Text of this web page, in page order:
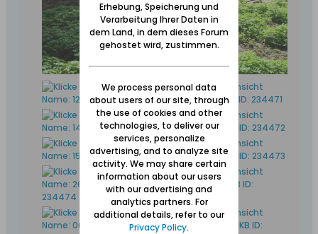
Erhebung, Speicherung und
Verarbeitung Ihrer Daten in
dem Land, in dem dieses Forum
gehostet wird, zustimmen.
We process personal data
about users of our site, through
the use of cookies and other
technologies, to deliver our
services, personalize
advertising, and to analyze site
activity. We may share certain
information about our users
with our advertising and
analytics partners. For
additional details, refer to our
Privacy Policy.